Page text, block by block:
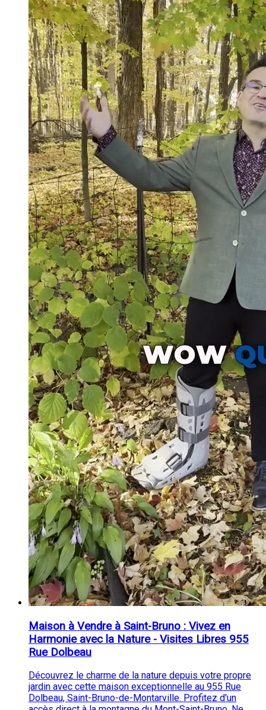
Maison à Vendre à Saint-Bruno : Vivez en
Harmonie avec la Nature - Visites Libres 955
Rue Dolbeau
Découvrez le charme de la nature depuis votre propre
jardin avec cette maison exceptionnelle au 955 Rue
Dolbeau, Saint-Bruno-de-Montarville. Profitez d'un